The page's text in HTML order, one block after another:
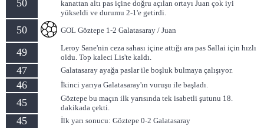
50
kanattan altı pas içine doğru açılan ortayı Juan çok iyi
yükseldi ve durumu 2-1'e getirdi.
50 GOL Göztepe 1-2 Galatasaray / Juan
49
Leroy Sane'nin ceza sahası içine attığı ara pas Sallai için hızlı
oldu. Top kaleci Lis'te kaldı.
47 Galatasaray ayağa paslar ile boşluk bulmaya çalışıyor.
46 İkinci yarıya Galatasaray'ın vuruşu ile başladı.
45
Göztepe bu maçın ilk yarısında tek isabetli şutunu 18.
dakikada çekti.
45 İlk yarı sonucu: Göztepe 0-2 Galatasaray